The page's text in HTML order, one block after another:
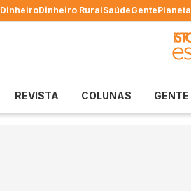
DinheiroDinheiro RuralSaúdeGentePlaneta
REVISTA COLUNAS GENTE